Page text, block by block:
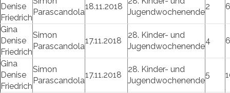
Denise
Friedrich
Parascandola
18.11.2018
Jugendwochenende
2 6
Gina
Denise
Friedrich
Simon
Parascandola
17.11.2018
28. Kinder- und
Jugendwochenende
4 6
Gina
Denise
Friedrich
Simon
Parascandola
17.11.2018
28. Kinder- und
Jugendwochenende
5